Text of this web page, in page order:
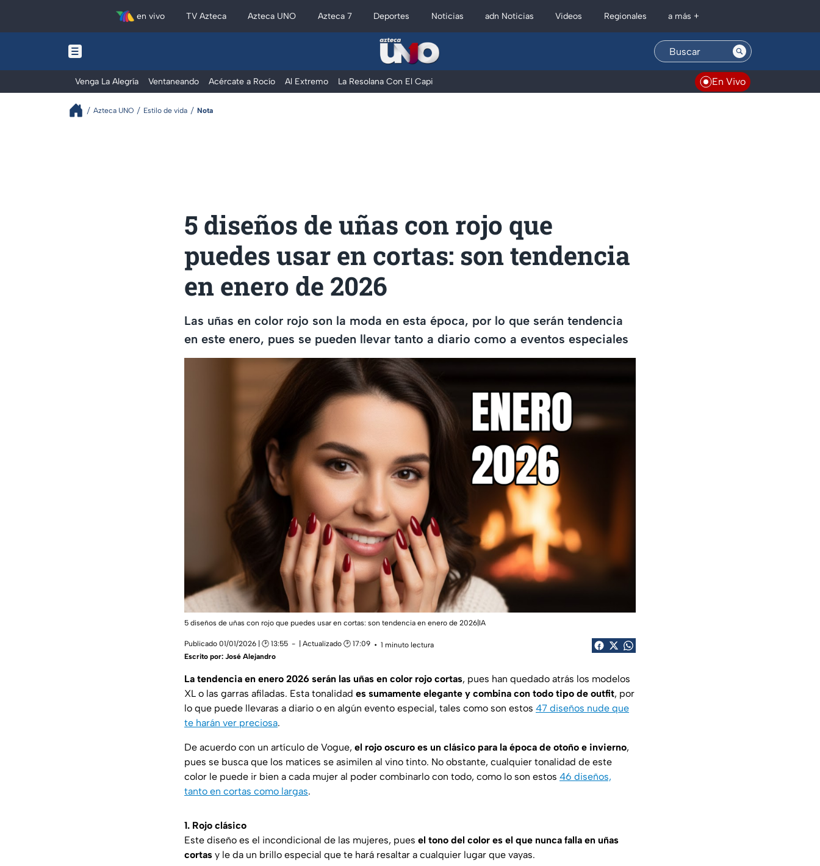
en vivo TV Azteca Azteca UNO Azteca 7 Deportes Noticias adn Noticias Videos Regionales a más +
Venga La Alegría Ventaneando Acércate a Rocío Al Extremo La Resolana Con El Capi En Vivo
Azteca UNO Estilo de vida Nota
5 diseños de uñas con rojo que
puedes usar en cortas: son tendencia
en enero de 2026
Las uñas en color rojo son la moda en esta época, por lo que serán tendencia
en este enero, pues se pueden llevar tanto a diario como a eventos especiales
5 diseños de uñas con rojo que puedes usar en cortas: son tendencia en enero de 2026|IA
Publicado 01/01/2026 | 🕑 13:55 | Actualizado 🕑 17:09
1 minuto lectura
Escrito por: José Alejandro
La tendencia en enero 2026 serán las uñas en color rojo cortas, pues han quedado atrás los modelos
XL o las garras afiladas. Esta tonalidad es sumamente elegante y combina con todo tipo de outfit, por
lo que puede llevaras a diario o en algún evento especial, tales como son estos 47 diseños nude que
te harán ver preciosa.
De acuerdo con un artículo de Vogue, el rojo oscuro es un clásico para la época de otoño e invierno,
pues se busca que los matices se asimilen al vino tinto. No obstante, cualquier tonalidad de este
color le puede ir bien a cada mujer al poder combinarlo con todo, como lo son estos 46 diseños,
tanto en cortas como largas.
1. Rojo clásico
Este diseño es el incondicional de las mujeres, pues el tono del color es el que nunca falla en uñas
cortas y le da un brillo especial que te hará resaltar a cualquier lugar que vayas.